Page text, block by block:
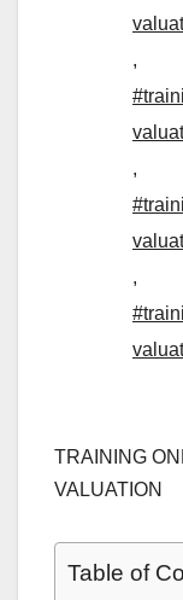
,
,
,
TRAINING
VALUATION
Table of